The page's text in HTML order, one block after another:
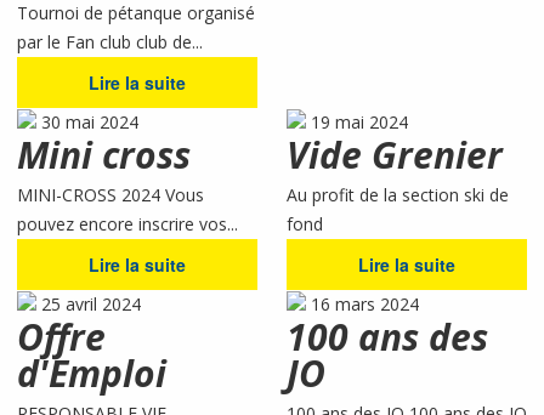
Tournoi de pétanque organisé
par le Fan club club de...
Lire la suite
30 mai 2024
Mini cross
MINI-CROSS 2024 Vous
pouvez encore inscrire vos...
Lire la suite
19 mai 2024
Vide Grenier
Au profit de la section ski de
fond
Lire la suite
25 avril 2024
Offre
d'Emploi
16 mars 2024
100 ans des
JO